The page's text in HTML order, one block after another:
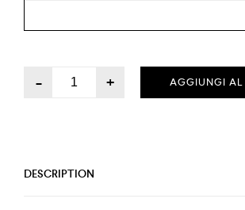
- + AGGIUNGI AL
DESCRIPTION